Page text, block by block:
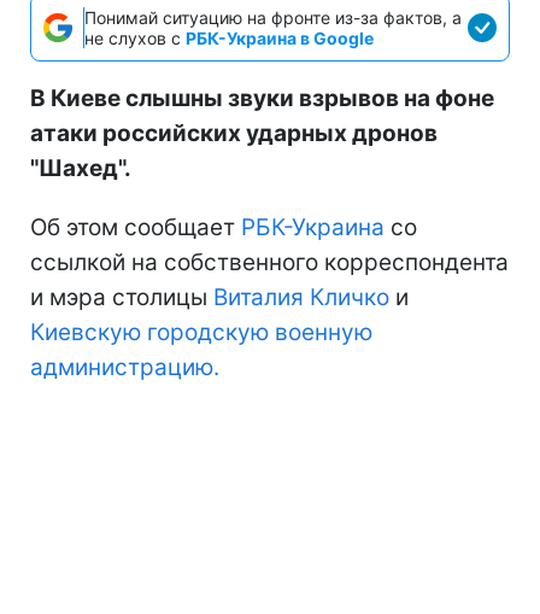
Понимай ситуацию на фронте из-за фактов, а
не слухов с РБК-Украина в Google
В Киеве слышны звуки взрывов на фоне
атаки российских ударных дронов
"Шахед".
Об этом сообщает РБК-Украина со
ссылкой на собственного корреспондента
и мэра столицы Виталия Кличко и
Киевскую городскую военную
администрацию.